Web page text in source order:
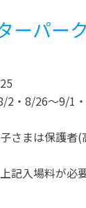
ーパー
2・8/26～9/1
さまは保護者(
記入場料が必